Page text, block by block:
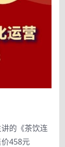
的《茶饮连
458元